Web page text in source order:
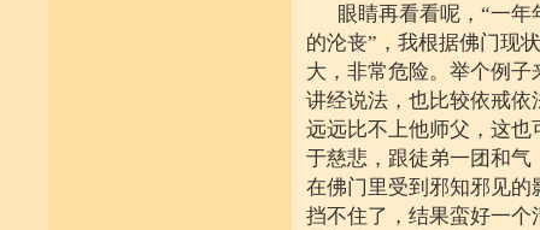
眼睛再看看呢，“一
的沦丧”，我根据佛门现
大，非常危险。举个例
讲经说法，也比较依戒
远远比不上他师父，这
于慈悲，跟徒弟一团和
在佛门里受到邪知邪见
挡不住了，结果蛮好一